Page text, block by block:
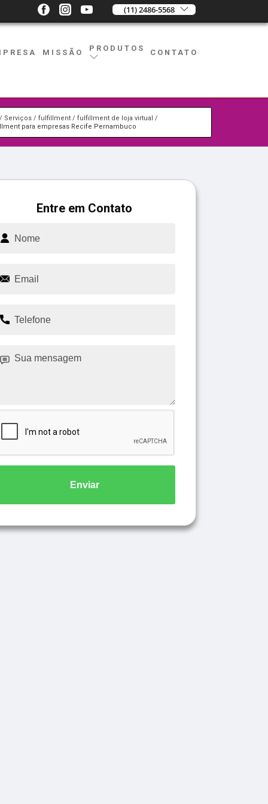
(11) 2486-5568
MISSÃO PRODUTOS CONTATO
Serviços fulfillment
fulfillment de loja virtual
para empresas Recife Pernambuco
Entre em Contato
Enviar